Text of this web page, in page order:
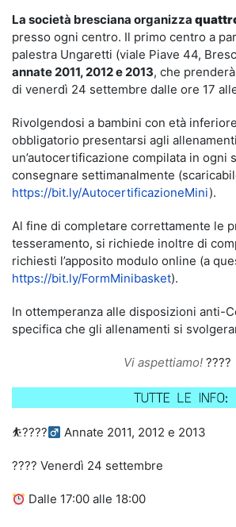
La società bresciana organizza
presso ogni centro. Il primo centro a
palestra Ungaretti (viale Piave 44,
annate 2011, 2012 e 2013, che
di venerdì 24 settembre dalle ore 17
Rivolgendosi a bambini con età
obbligatorio presentarsi agli
un’autocertificazione compilata in ogni
consegnare settimanalmente
https://bit.ly/AutocertificazioneMini).
Al fine di completare correttamente le
tesseramento, si richiede inoltre di
richiesti l’apposito modulo online (a
https://bit.ly/FormMinibasket).
In ottemperanza alle disposizioni anti-
specifica che gli allenamenti si
Vi aspettiamo! ????
⛹????‍ Annate 2011, 2012 e 2013
???? Venerdì 24 settembre
Dalle 17:00 alle 18:00